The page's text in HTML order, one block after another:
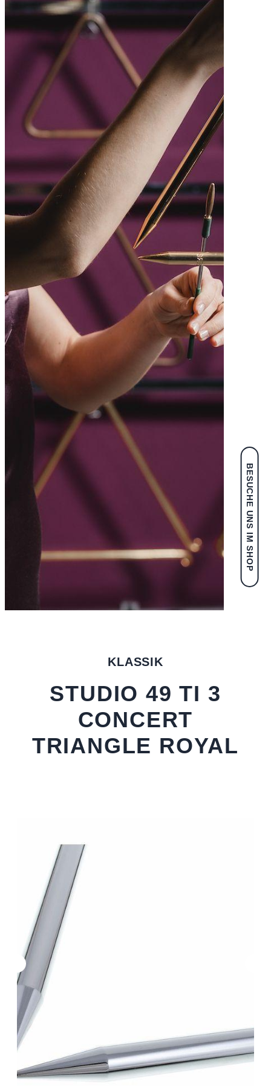
BESUCHE UNS IM SHOP
KLASSIK
STUDIO 49 TI 3
CONCERT
TRIANGLE ROYAL